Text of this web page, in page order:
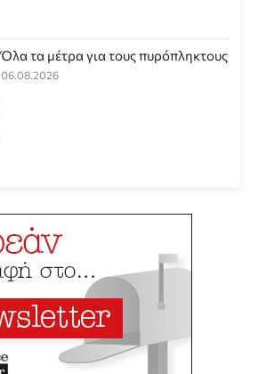
Όλα τα μέτρα για τους πυρόπληκτους
06.08.2026